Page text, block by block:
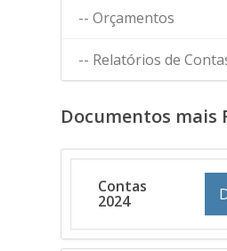
-- Orçamentos
-- Relatórios de
Documentos mais
Contas
2024